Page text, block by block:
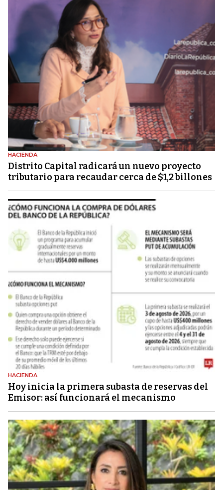
HACIENDA
Distrito Capital radicará un nuevo proyecto
tributario para recaudar cerca de $1,2 billones
HACIENDA
Hoy inicia la primera subasta de reservas del
Emisor: así funcionará el mecanismo